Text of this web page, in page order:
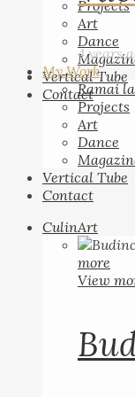
Projects
Art
Dance
Vertical Tube
Contact
4 years
My Work
Ramai
Projects
Art
Dance
Vertical Tube
Contact
CulinArt
more
View